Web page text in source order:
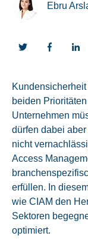
Ebru
beiden
Unternehmen
dürfen dabei
nicht
Access
erfüllen. In
wie CIAM den
Sektoren
optimiert.